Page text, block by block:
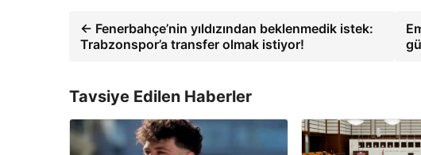
← Fenerbahçe’nin yıldızından beklenmedik istek:
Trabzonspor’a transfer olmak istiyor!
Tavsiye Edilen Haberler